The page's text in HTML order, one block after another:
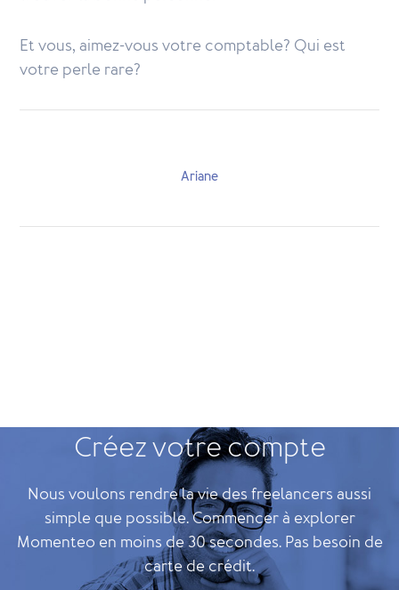
Et vous, aimez-vous votre comptable? Qui est
votre perle rare?
Ariane
Créez votre compte
Nous voulons rendre la vie des freelancers aussi
simple que possible. Commencer à explorer
Momenteo en moins de 30 secondes. Pas besoin de
carte de crédit.